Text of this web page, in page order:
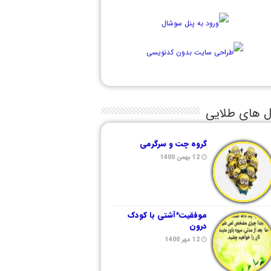
های طلایی
گروه چت و سرگرمی
12 بهمن 1400
موفقیت*آشتی با کودک
درون
12 مهر 1400